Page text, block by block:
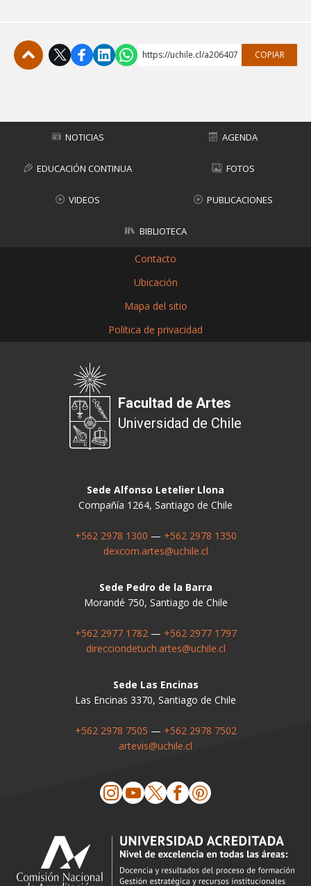
https://uchile.cl/a206407 COPIAR
NOTICIAS AGENDA
EDUCACIÓN CONTINUA FOTOS
VIDEOS PUBLICACIONES
BIBLIOTECA
Contacto
Ubicación
Mapa del sitio
Política de privacidad
Facultad de Artes
Universidad de Chile
Sede Alfonso Letelier Llona
Compañía 1264, Santiago de Chile
+562 2978 1300 — +562 2978 1350
dexcom.artes@uchile.cl
Sede Pedro de la Barra
Morandé 750, Santiago de Chile
+562 2977 1782— +562 2977 1797
direcciondetuch.artes@uchile.cl
Sede Las Encinas
Las Encinas 3370, Santiago de Chile
+562 2978 7505 — +562 2978 7502
artevis@uchile.cl